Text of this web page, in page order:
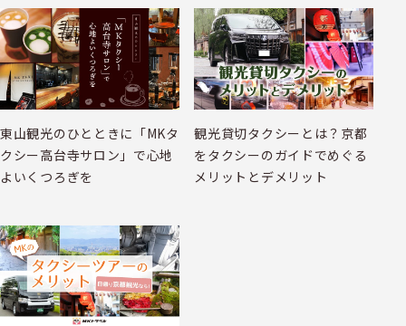
東山観光のひとときに「MKタ
クシー高台寺サロン」で心地
よいくつろぎを
観光貸切タクシーとは？京都
をタクシーのガイドでめぐる
メリットとデメリット